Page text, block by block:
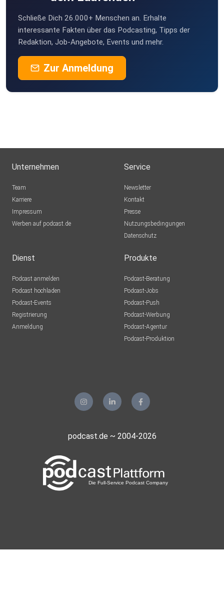
Schließe Dich 26.000+ Menschen an. Erhalte
interessante Fakten über das Podcasting, Tipps der
Redaktion, Job-Angebote, Events und mehr.
Zur Anmeldung
Unternehmen
Team
Karriere
Impressum
Werben auf podcast.de
Service
Newsletter
Kontakt
Presse
Nutzungsbedingungen
Datenschutz
Dienst
Podcast anmelden
Podcast hochladen
Podcast-Events
Registrierung
Anmeldung
Produkte
Podcast-Beratung
Podcast-Jobs
Podcast-Push
Podcast-Werbung
Podcast-Agentur
Podcast-Produktion
podcast.de ~ 2004-2026